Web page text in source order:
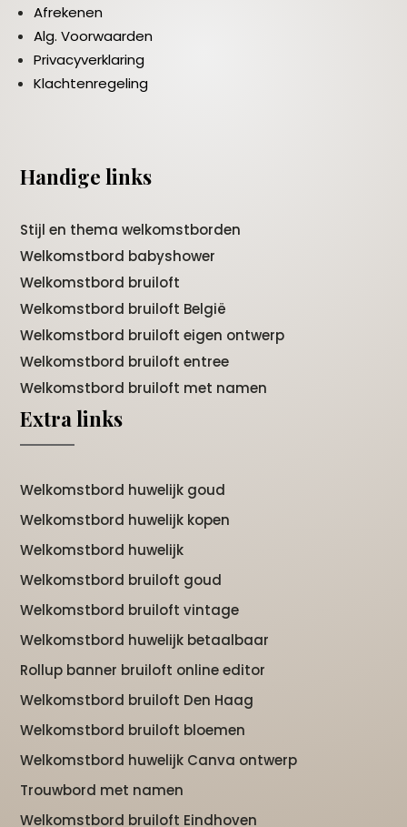
Afrekenen
Alg. Voorwaarden
Privacyverklaring
Klachtenregeling
Handige links
Stijl en thema welkomstborden
Welkomstbord babyshower
Welkomstbord bruiloft
Welkomstbord bruiloft België
Welkomstbord bruiloft eigen ontwerp
Welkomstbord bruiloft entree
Welkomstbord bruiloft met namen
Extra links
Welkomstbord huwelijk goud
Welkomstbord huwelijk kopen
Welkomstbord huwelijk
Welkomstbord bruiloft goud
Welkomstbord bruiloft vintage
Welkomstbord huwelijk betaalbaar
Rollup banner bruiloft online editor
Welkomstbord bruiloft Den Haag
Welkomstbord bruiloft bloemen
Welkomstbord huwelijk Canva ontwerp
Trouwbord met namen
Welkomstbord bruiloft Eindhoven